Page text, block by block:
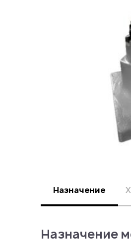
Назначение
Назначение